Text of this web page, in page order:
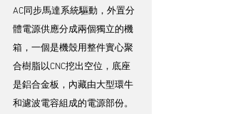
AC同步馬達系統驅動，外置分
體電源供應分成兩個獨立的機
箱，一個是機殼用整件實心聚
合樹脂以CNC挖出空位，底座
是鋁合金板，內藏由大型環牛
和濾波電容組成的電源部份。